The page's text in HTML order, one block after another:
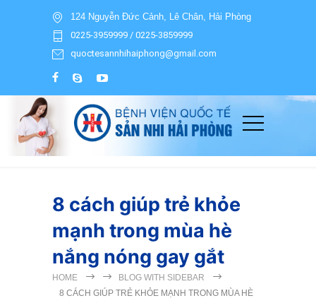
124 Nguyễn Đức Cảnh, Lê Chân, Hải Phòng
0225-3959999 / 0225-3859999
quoctesannhihaiphong@gmail.com
8 cách giúp trẻ khỏe
mạnh trong mùa hè
nắng nóng gay gắt
HOME
BLOG WITH SIDEBAR
8 CÁCH GIÚP TRẺ KHỎE MẠNH TRONG MÙA HÈ